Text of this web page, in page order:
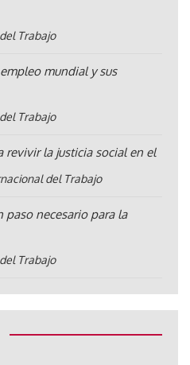
Trabajo
mundial y sus
Trabajo
revivir la justicia social en el
del Trabajo
paso necesario para la
Trabajo